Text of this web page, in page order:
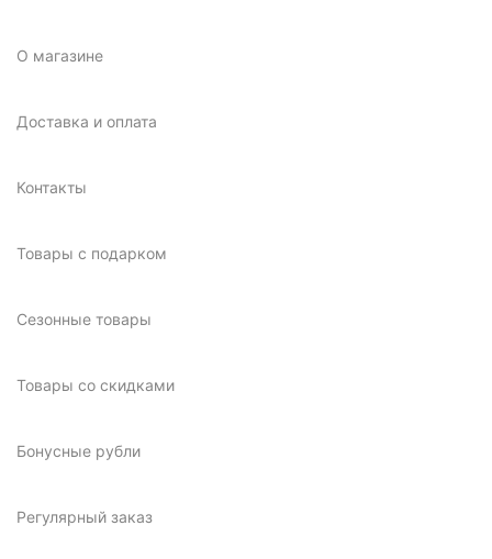
О магазине
Доставка и оплата
Контакты
Товары с подарком
Сезонные товары
Товары со скидками
Бонусные рубли
Регулярный заказ